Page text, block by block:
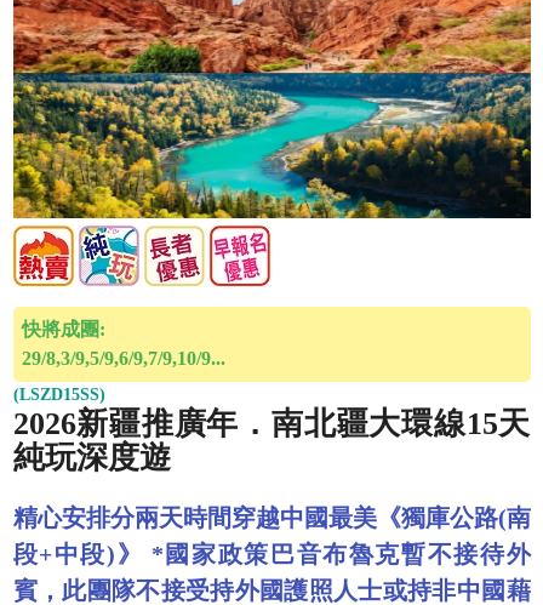
快將成團:
29/8,3/9,5/9,6/9,7/9,10/9...
(LSZD15SS)
2026新疆推廣年．南北疆大環線15天
純玩深度遊
精心安排分兩天時間穿越中國最美《獨庫公路(南
段+中段)》 *國家政策巴音布魯克暫不接待外
賓，此團隊不接受持外國護照人士或持非中國藉